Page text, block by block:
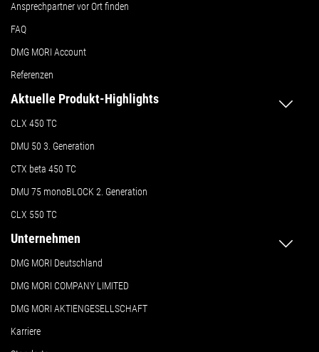
Ansprechpartner vor Ort finden
FAQ
DMG MORI Account
Referenzen
Aktuelle Produkt-Highlights
CLX 450 TC
DMU 50 3. Generation
CTX beta 450 TC
DMU 75 monoBLOCK 2. Generation
CLX 550 TC
Unternehmen
DMG MORI Deutschland
DMG MORI COMPANY LIMITED
DMG MORI AKTIENGESELLSCHAFT
Karriere